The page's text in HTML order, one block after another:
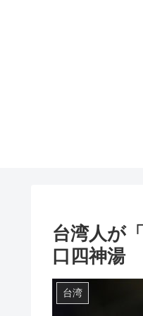
台湾人が
口四神湯
台湾